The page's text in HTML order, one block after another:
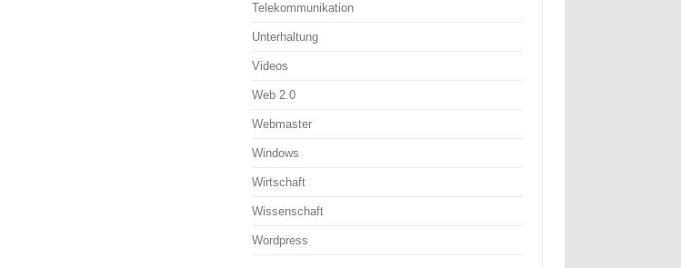
Telekommunikation
Unterhaltung
Videos
Web 2.0
Webmaster
Windows
Wirtschaft
Wissenschaft
Wordpress